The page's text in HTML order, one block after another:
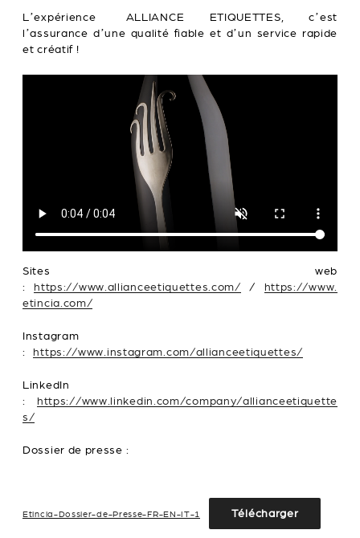
L’expérience ALLIANCE ETIQUETTES, c’est
l’assurance d’une qualité fiable et d’un service rapide
et créatif !
Sites web
: https://www.allianceetiquettes.com/ / https://www.
etincia.com/
Instagram
: https://www.instagram.com/allianceetiquettes/
LinkedIn
: https://www.linkedin.com/company/allianceetiquette
s/
Dossier de presse :
Etincia-Dossier-de-Presse-FR-EN-IT-1 Télécharger